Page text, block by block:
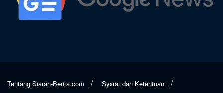
Tentang Siaran-Berita.com Syarat dan Ketentuan